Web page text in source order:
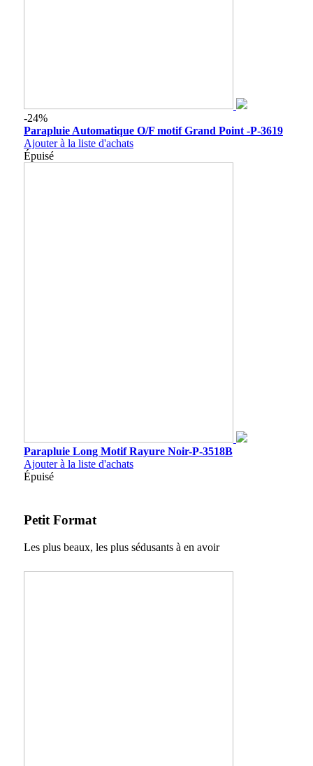
-24%
Parapluie Automatique O/F motif Grand Point -P-3619
Ajouter à la liste d'achats
Épuisé
Parapluie Long Motif Rayure Noir-P-3518B
Ajouter à la liste d'achats
Épuisé
Petit Format
Les plus beaux, les plus sédusants à en avoir